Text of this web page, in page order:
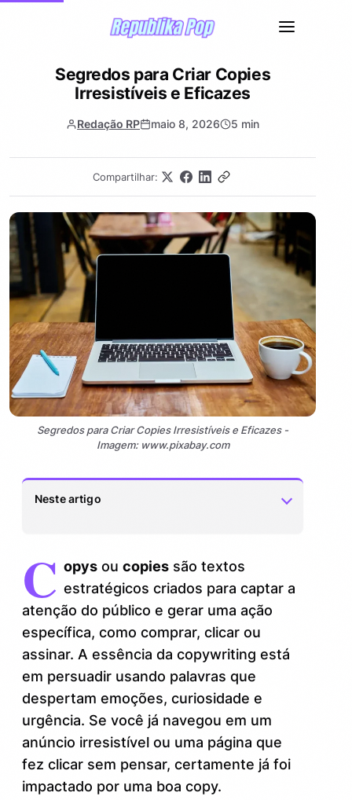
Segredos para Criar Copies
Irresistíveis e Eficazes
Redação RP maio 8, 2026 5 min
Compartilhar:
Segredos para Criar Copies Irresistíveis e Eficazes -
Imagem: www.pixabay.com
Neste artigo
poderosa?
Dica quente: Use palavras que geram
imagens e sensações
2. Estruturando sua copy para fisgar o leitor
Truques para manter sua copy afiada
3.
As diferenças entre “copys” e “copies”:
existe um segredo aí?
Curiosidade linguística:
C opysou copiessão textos
estratégicos criados para captar a
atenção do público e gerar uma ação
específica, como comprar, clicar ou
assinar. A essência da copywriting está
em persuadir usando palavras que
despertam emoções, curiosidade e
urgência. Se você já navegou em um
anúncio irresistível ou uma página que
fez clicar sem pensar, certamente já foi
impactado por uma boa copy.